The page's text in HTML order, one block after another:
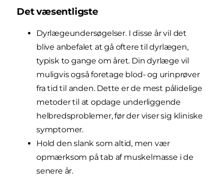
Det væsentligste
Dyrlægeundersøgelser. I disse år vil det
blive anbefalet at gå oftere til dyrlægen,
typisk to gange om året. Din dyrlæge vil
muligvis også foretage blod- og urinprøver
fra tid til anden. Dette er de mest pålidelige
metoder til at opdage underliggende
helbredsproblemer, før der viser sig kliniske
symptomer.
Hold den slank som altid, men vær
opmærksom på tab af muskelmasse i de
senere år.